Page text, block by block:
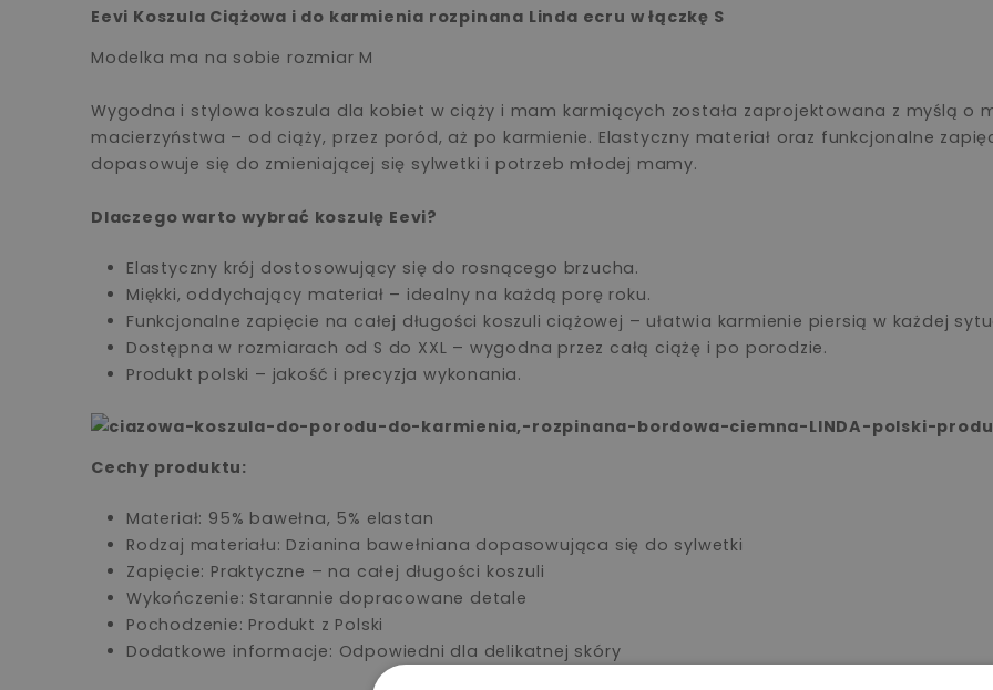
Eevi Koszula Ciążowa i do karmienia rozpinana Linda ecru w łączkę S
Modelka ma na sobie rozmiar M
Wygodna i stylowa koszula dla kobiet w ciąży i mam karmiących została zaprojektowana z myślą o
macierzyństwa – od ciąży, przez poród, aż po karmienie. Elastyczny materiał oraz funkcjonalne
dopasowuje się do zmieniającej się sylwetki i potrzeb młodej mamy.
Dlaczego warto wybrać koszulę Eevi?
Elastyczny krój dostosowujący się do rosnącego brzucha.
Miękki, oddychający materiał – idealny na każdą porę roku.
Funkcjonalne zapięcie na całej długości koszuli ciążowej – ułatwia karmienie piersią w każdej
Dostępna w rozmiarach od S do XXL – wygodna przez całą ciążę i po porodzie.
Produkt polski – jakość i precyzja wykonania.
Cechy produktu:
Materiał: 95% bawełna, 5% elastan
Rodzaj materiału: Dzianina bawełniana dopasowująca się do sylwetki
Zapięcie: Praktyczne – na całej długości koszuli
Wykończenie: Starannie dopracowane detale
Pochodzenie: Produkt z Polski
Dodatkowe informacje: Odpowiedni dla delikatnej skóry